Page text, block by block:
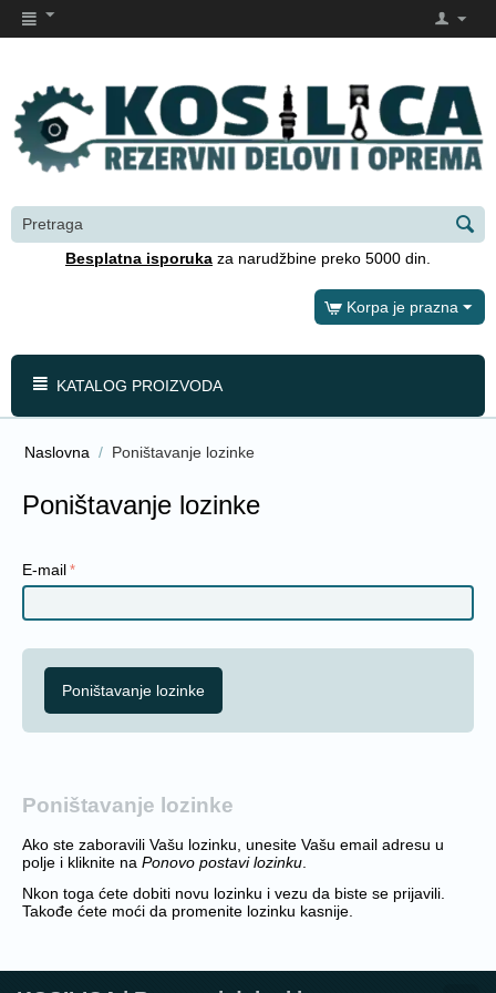
Besplatna isporuka za narudžbine preko 5000 din.
Korpa je prazna
KATALOG PROIZVODA
Naslovna / Poništavanje lozinke
Poništavanje lozinke
E-mail
Poništavanje lozinke
Poništavanje lozinke
Ako ste zaboravili Vašu lozinku, unesite Vašu email adresu u
polje i kliknite na Ponovo postavi lozinku
Nkon toga ćete dobiti novu lozinku i vezu da biste se prijavili.
Takođe ćete moći da promenite lozinku kasnije.